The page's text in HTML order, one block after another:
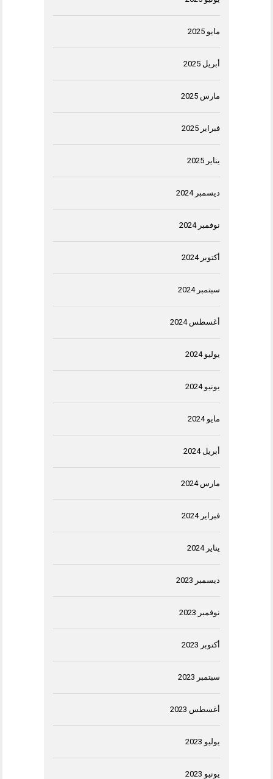
مايو 2025
أبريل 2025
مارس 2025
فبراير 2025
يناير 2025
ديسمبر 2024
نوفمبر 2024
أكتوبر 2024
سبتمبر 2024
أغسطس 2024
يوليو 2024
يونيو 2024
مايو 2024
أبريل 2024
مارس 2024
فبراير 2024
يناير 2024
ديسمبر 2023
نوفمبر 2023
أكتوبر 2023
سبتمبر 2023
أغسطس 2023
يوليو 2023
يونيو 2023